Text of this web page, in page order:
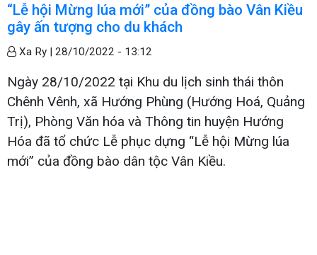
“Lễ hội Mừng lúa mới” của đồng bào Vân Kiều
gây ấn tượng cho du khách
Xa Ry | 28/10/2022 - 13:12
Ngày 28/10/2022 tại Khu du lịch sinh thái thôn
Chênh Vênh, xã Hướng Phùng (Hướng Hoá, Quảng
Trị), Phòng Văn hóa và Thông tin huyện Hướng
Hóa đã tổ chức Lễ phục dựng “Lễ hội Mừng lúa
mới” của đồng bào dân tộc Vân Kiều.